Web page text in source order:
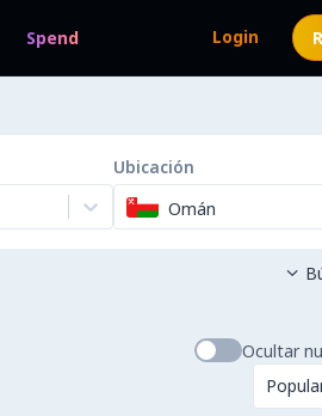
Spend Login
Ubicación
Omán

Ocultar